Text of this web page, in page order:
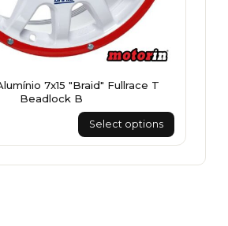
7x15 "Braid" Fullrace T
Beadlock B
Select options